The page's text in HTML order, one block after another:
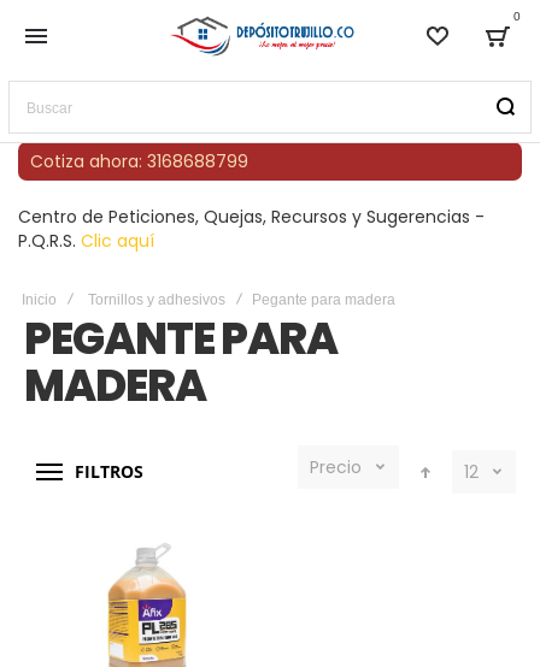
Lista de
0
Buscar
Cotiza ahora: 3168688799
Centro de Peticiones, Quejas, Recursos y Sugerencias -
P.Q.R.S. Clic aquí
Inicio Tornillos y adhesivos Pegante para madera
PEGANTE PARA
MADERA
FILTROS Precio 12